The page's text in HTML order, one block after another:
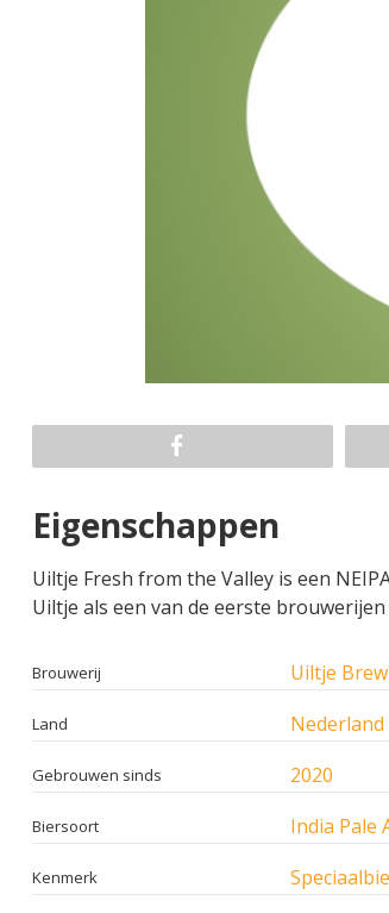
Eigenschappen
Uiltje Fresh from the Valley is een
Uiltje als een van de eerste
Brouwerij Uiltje
Land Nederland
Gebrouwen sinds 2020
Biersoort India Pale
Kenmerk